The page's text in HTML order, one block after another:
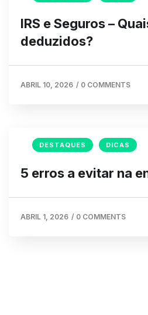
IRS e Seguros –
deduzidos?
ABRIL 10, 2026 / 0 COMMENTS
DESTAQUES DICAS
5 erros a evitar na
ABRIL 1, 2026 / 0 COMMENTS